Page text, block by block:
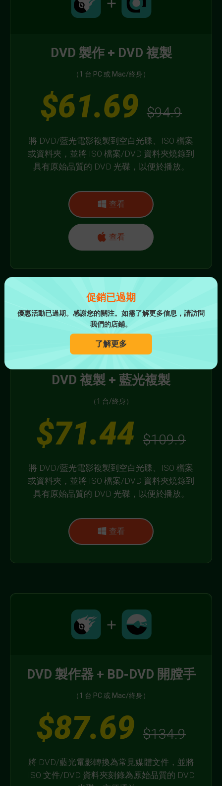
DVD 製作 + DVD 複製
（1 台 PC 或 Mac/終身）
$61.69 $94.9
將 DVD/藍光電影複製到空白光碟、ISO 檔案
或資料夾，並將 ISO 檔案/DVD 資料夾燒錄到
具有原始品質的 DVD 光碟，以便於播放。
查看
查看
DVD 複製 + 藍光複製
（1 台/終身）
$71.44 $109.9
將 DVD/藍光電影複製到空白光碟、ISO 檔案
或資料夾，並將 ISO 檔案/DVD 資料夾燒錄到
具有原始品質的 DVD 光碟，以便於播放。
查看
DVD 製作器 + BD-DVD 開膛手
（1 台 PC 或 Mac/終身）
$87.69 $134.9
將 DVD/藍光電影轉換為常見媒體文件，並將
ISO 文件/DVD 資料夾刻錄為原始品質的 DVD
促銷已過期
優惠活動已過期。感謝您的關注。如需了解更多信息，請訪問
我們的店鋪。
了解更多